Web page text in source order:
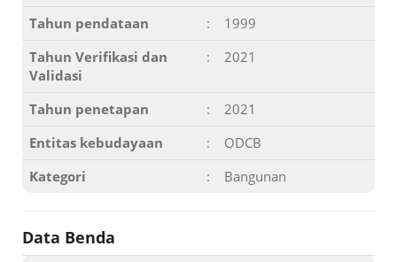
Tahun pendataan
:
1999
Tahun Verifikasi dan
Validasi
: 2021
Tahun penetapan :
2021
Entitas kebudayaan
:
ODCB
Kategori
: Bangunan
Data Benda